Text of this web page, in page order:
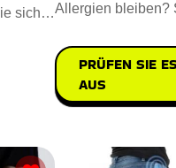
sich
Allergien bleiben?
PRÜFEN SIE ES
AUS